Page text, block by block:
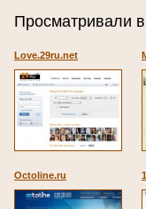
Просматривали
Love.29ru.net
Octoline.ru